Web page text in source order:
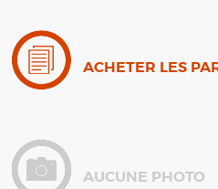
ACHETER LES
AUCUNE PHOTO